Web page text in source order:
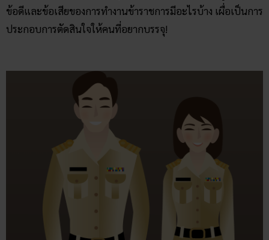
ข้อดีและข้อเสียของการทำงานข้าราชการมีอะไรบ้าง เผื่อเป็นการ
ประกอบการตัดสินใจให้คนที่อยากบรรจุ!